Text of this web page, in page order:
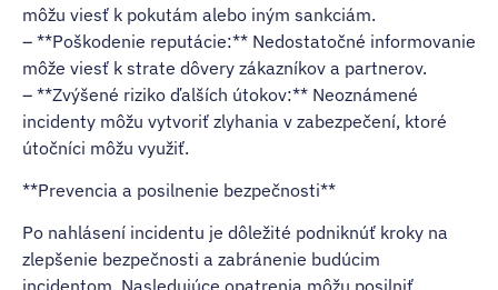
môžu viesť k pokutám alebo iným sankciám.
– **Poškodenie reputácie:** Nedostatočné informovanie
môže viesť k strate dôvery zákazníkov a partnerov.
– **Zvýšené riziko ďalších útokov:** Neoznámené
incidenty môžu vytvoriť zlyhania v zabezpečení, ktoré
útočníci môžu využiť.
**Prevencia a posilnenie bezpečnosti**
Po nahlásení incidentu je dôležité podniknúť kroky na
zlepšenie bezpečnosti a zabránenie budúcim